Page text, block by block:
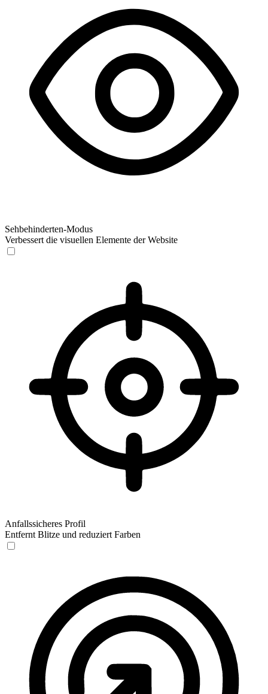
Sehbehinderten-Modus
Verbessert die visuellen Elemente der Website
Anfallssicheres Profil
Entfernt Blitze und reduziert Farben